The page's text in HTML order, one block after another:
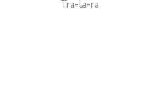
Tra-la-ra